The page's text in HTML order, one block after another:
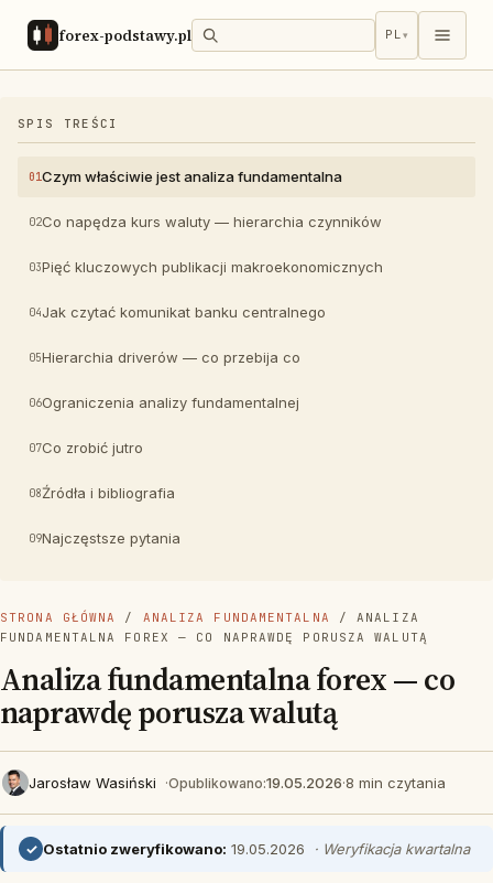
forex-podstawy.pl PL▾
SPIS TREŚCI
Czym właściwie jest analiza fundamentalna
Co napędza kurs waluty — hierarchia czynników
Pięć kluczowych publikacji makroekonomicznych
Jak czytać komunikat banku centralnego
Hierarchia driverów — co przebija co
Ograniczenia analizy fundamentalnej
Co zrobić jutro
Źródła i bibliografia
Najczęstsze pytania
STRONA GŁÓWNA / ANALIZA FUNDAMENTALNA
/ ANALIZA
FUNDAMENTALNA FOREX — CO NAPRAWDĘ PORUSZA WALUTĄ
Analiza fundamentalna forex — co
naprawdę porusza walutą
Jarosław Wasiński ·Opublikowano:19.05.2026·8 min czytania
✓ Ostatnio zweryfikowano: 19.05.2026 · Weryfikacja kwartalna